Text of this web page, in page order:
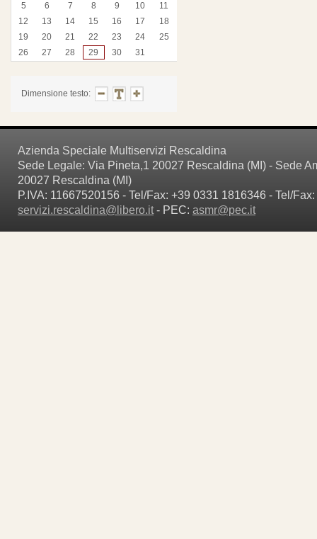
5
6 7 8 9 10
11
12
13 14 15 16 17
18
19
20 21 22 23 24
25
26
27 28 29 30 31
Dimensione testo:
Azienda Speciale Multiservizi Rescaldina
Sede Legale: Via Pineta,1 20027 Rescaldina (MI) - Sede
20027 Rescaldina (MI)
P.IVA: 11667520156 - Tel/Fax: +39 0331 1816346 - Tel/
servizi.rescaldina@libero.it- PEC: asmr@pec.it